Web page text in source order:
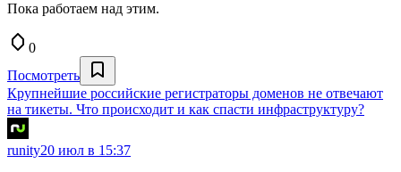
Пока работаем над этим.
0
Посмотреть
Крупнейшие российские регистраторы доменов не отвечают
на тикеты. Что происходит и как спасти инфраструктуру?
runity20 июл в 15:37